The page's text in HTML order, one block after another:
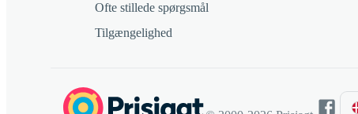
Ofte stillede spørgsmål
Tilgængelighed